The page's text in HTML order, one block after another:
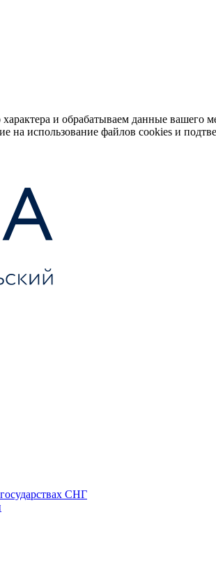
и обрабатываем данные вашего
на использование файлов cookies и
СНГ